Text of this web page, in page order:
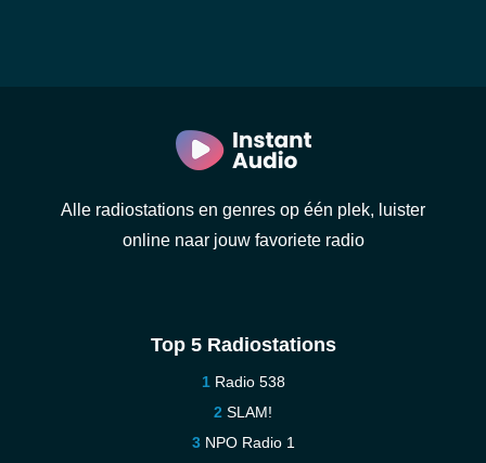
Alle radiostations en genres op één plek, luister
online naar jouw favoriete radio
Top 5 Radiostations
Radio 538
SLAM!
NPO Radio 1